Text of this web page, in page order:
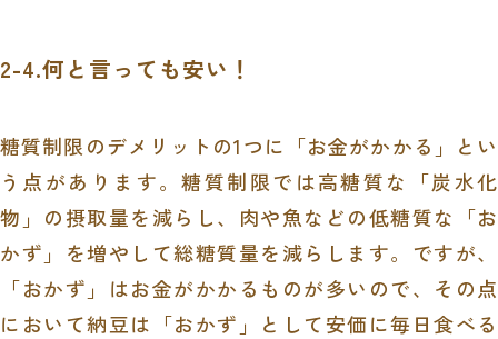
2-4.何と言っても安い！
糖質制限のデメリットの1つに「お金がかかる」とい
う点があります。糖質制限では高糖質な「炭水化
物」の摂取量を減らし、肉や魚などの低糖質な「お
かず」を増やして総糖質量を減らします。ですが、
「おかず」はお金がかかるものが多いので、その点
において納豆は「おかず」として安価に毎日食べる